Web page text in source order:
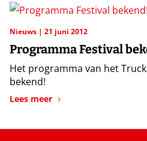
Nieuws 21 juni 2012
Programma Festival
Het programma van het
bekend!
Lees meer